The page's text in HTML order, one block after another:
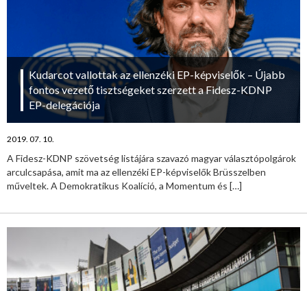
Kudarcot vallottak az ellenzéki EP-képviselők – Újabb
fontos vezető tisztségeket szerzett a Fidesz-KDNP
EP-delegációja
2019. 07. 10.
A Fidesz-KDNP szövetség listájára szavazó magyar választópolgárok
arculcsapása, amit ma az ellenzéki EP-képviselők Brüsszelben
műveltek. A Demokratikus Koalíció, a Momentum és […]